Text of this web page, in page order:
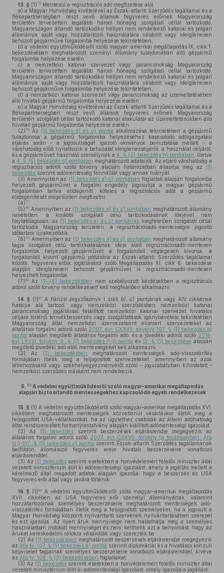
13. § (1)75 Mentesül a regisztrációs adó megfizetése alól
a) a Magyar Honvédség kivételével az Észak-atlanti Szerződés tagállamai és a
Békepartnerségben részt vevő államok fegyveres erőinek Magyarország
területén tervezetten legalább három hónapig szolgálati céllal tartózkodó,
Magyarországon állandó tartózkodási hellyel nem rendelkező katonai és polgári
állománya saját vagy hozzátartozói használatára vásárolt vagy ideiglenesen
behozott gépjárműve forgalomba helyezése tekintetében,
b) a védelmi együttműködésről szóló magyar-amerikai megállapodás IX. cikk 1.
bekezdésében meghatározott személyi állomány tulajdonában álló gépjármű
forgalomba helyezése esetén,
c) a nemzetközi katonai szervezet vagy parancsnokság Magyarország
területén tervezetten legalább három hónapig szolgálati céllal tartózkodó,
Magyarországon állandó tartózkodási hellyel nem rendelkező katonai és polgári
állománya saját vagy hozzátartozói használatára vásárolt vagy ideiglenesen
behozott gépjárműve forgalomba helyezése tekintetében,
d) a nemzetközi katonai szervezet vagy parancsnokság az üzemeltetésében
álló hivatali gépjármű forgalomba helyezése esetén,
e) a Magyar Honvédség kivételével az Észak-atlanti Szerződés tagállamai és a
Békepartnerségben részt vevő államok fegyveres erőinek Magyarország
területén szolgálati céllal tartózkodó katonai alakulatai az üzemeltetésükben álló
hivatali gépjármű forgalomba helyezése esetén.
(2)76 Az (1) bekezdés a) és c) pontja alkalmazása tekintetében a gépjármű
tulajdonosa a gépjármű forgalomba helyezéséhez kapcsolódó adóigazgatási
eljárás során – a jogosultságát igazoló okmányok bemutatása mellett – a
vámhatóság előtt nyilatkozik a behozatal ideiglenességéről, a használat céljáról,
és a gépjárművet használó személynek a 4. § (2) bekezdés h) pontjában , illetve
a4. § (5) bekezdés g) pontjában meghatározott adatairól. Az eljáró vámhatóság a
regisztrációs adóról szóló törvény alapján határozatban állapítja meg az (1)
bekezdés szerinti adómentesség fennálltát vagy annak hiányát.
(3) Amennyiben az (1) bekezdés a)–c) pontjában foglaltak alapján forgalomba
helyezett gépjárművet a forgalmi engedély jogosultja a magyar gépjármű
forgalomban tartva elidegeníti, köteles a regisztrációs adót a gépjármű
elidegenítését megelőzően megfizetni.
(4)77
(5)78 Amennyiben az (1) bekezdés a) és c) pontjában meghatározott állomány
ismételten, a korábbi szolgálati célú tartózkodásának idejével nem
folytatólagosan, az (1) bekezdés a) és c) pontjának megfelelően szolgálati céllal
tartózkodik Magyarország területén, a regisztrációsadó-mentességre jogosító
időtartam újrakezdődik.
(6)79 Amennyiben az (1) bekezdés a) és c) pontjában meghatározott állomány
tagja szolgálati célú tartózkodásának ideje alatt regisztrációsadó-mentesen
forgalomba helyezett gépjárművét a forgalomból véglegesen kivonja, a
forgalomból kivont gépjármű pótlására az Észak-atlanti Szerződés tagállamai
közötti, fegyveres erőik jogállásáról szóló Megállapodás XI. cikk 6. bekezdése
alapján ideiglenesen behozott gépjárművet is regisztrációsadó-mentesen
helyezheti forgalomba.
(7)80 Az (1)–(6) bekezdésben nem szabályozott kérdésekben a regisztrációs
adóról szóló törvény rendelkezéseit kell megfelelően alkalmazni.
14. § (1)81 A Párizsi Jegyzőkönyv I. cikk b), c) pontjának vagy XIV. cikkének
hatálya alá tartozó, vagy nemzetközi szerződésben nemzetközi katonai
parancsnokság jogállással felállított nemzetközi katonai szervezet hivatalos
céljára történő termékbeszerzés vagy szolgáltatások igénybevétele tekintetében
Magyarország által nemzetközi szervezetként elismert szervezeteket az
általános forgalmi adóról szóló 2007. évi CXXVII. törvény 107. § (1) bekezdés b)
pontja alapján megillető általános forgalmi adó, és a jövedéki adóról szóló 2016.
évi LXVIII. törvény 9. § (1) bekezdés i)–j) pontja és13. § (1) bekezdése alapján
megillető jövedéki adó alóli mentességeket kell alkalmazni.
(2) Az (1) bekezdésben meghatározott mentességek adó-visszatérítés
formájában illetik meg a feljogosított szervezeteket, amennyiben az azok
létrehozásáról vagy székhelyegyezményéről szóló – jogszabályban kihirdetett –
nemzetközi szerződés másként nem rendelkezik.
6. 82A védelmi együttműködésről szóló magyar–amerikai megállapodás
alapján biztosítandó mentességekhez kapcsolódó egyéb rendelkezések
15. § (1) A védelmi együttműködésről szóló magyar–amerikai megállapodás XVI.
cikkében meghatározott mentességek közvetlenül vásárláskor illetik meg a
feljogosított USA-vállalkozókat, ha az ügylethez csatolták az állami adóhatóság
által rendszeresített formanyomtatvány alapján kiállított adómentességi igazolást.
(2) Az (1) bekezdés szerinti beszerzések eljárásrendje megegyezik az
általános forgalmi adóról szóló 2007. évi CXXVII. törvény (a továbbiakban: Áfa
tv.) 107. § (1) bekezdés c) pontja szerinti Észak-atlanti Szerződés tagállamának
belföldön állomásozó fegyveres ereje hivatali beszerzéseire vonatkozó
eljárásrenddel.
(3) Az (1) bekezdésszerinti esetekben a honvédelemért felelős miniszter által
vezetett minisztérium állít ki adómentességi igazolást, amely a jogállás mellett a
kérelmező által megadott adatok alapján igazolja, hogy a beszerzés az USA
fegyveres erői által vagy javára történik.
16. § (1)83 A védelmi együttműködésről szóló magyar–amerikai megállapodás
XVII. cikkében az USA fegyveres erői személyi állományának, valamint
hozzátartozóinak személyes beszerzéseire meghatározott mentességek adó-
visszatérítés formájában illetik meg a feljogosított személyeket, ha a jogosult a
Magyar Honvédség központi nyilvántartó szervének nyilvántartásában szerepel
és ezt igazolja. Az ilyen áruk mennyisége nem haladhatja meg a személyes
használatban indokolt mennyiséget és nem kelthetik azt a benyomást, hogy az
árukat kereskedelmi célokra vásárolták vagy szerezték be.
(2) Az (1) bekezdésben meghatározott beszerzések eljárásrendje megegyezik
az Áfa tv. 107. § (1) bekezdés a) pontja szerinti diplomáciai és a hivatásos konzuli
képviselet tagjainak személyes beszerzéseire vonatkozó eljárásrenddel, kivéve
az Áfa tv. 108. § (3) bekezdésében foglaltakat.
(3) Az (1) bekezdésszerinti esetekben a honvédelemért felelős miniszter által
vezetett minisztérium állít ki adómentességi igazolást, amely igazolja a jogállást.